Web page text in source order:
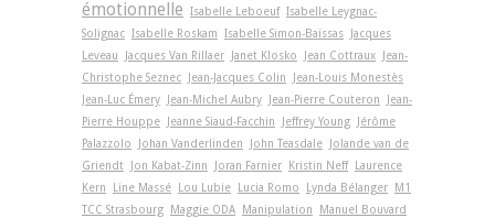
émotionnelle Isabelle Leboeuf Isabelle Leygnac-
Solignac Isabelle Roskam Isabelle Simon-Baïssas
Jacques
Leveau
Jacques Van Rillaer Janet Klosko Jean Cottraux
Jean-
Christophe Seznec
Jean-Jacques Colin
Jean-Louis Monestès
Jean-Luc Émery
Jean-Michel Aubry Jean-Pierre Couteron
Jean-
Pierre Houppe
Jeanne Siaud-Facchin Jeffrey Young
Jérôme
Palazzolo
Johan Vanderlinden John Teasdale
Jolande van de
Griendt
Jon Kabat-Zinn Joran Farnier Kristin Neff
Laurence
Kern
Line Massé Lou Lubie Lucia Romo Lynda Bélanger
M1
TCC Strasbourg
Maggie ODA Manipulation
Manuel Bouvard